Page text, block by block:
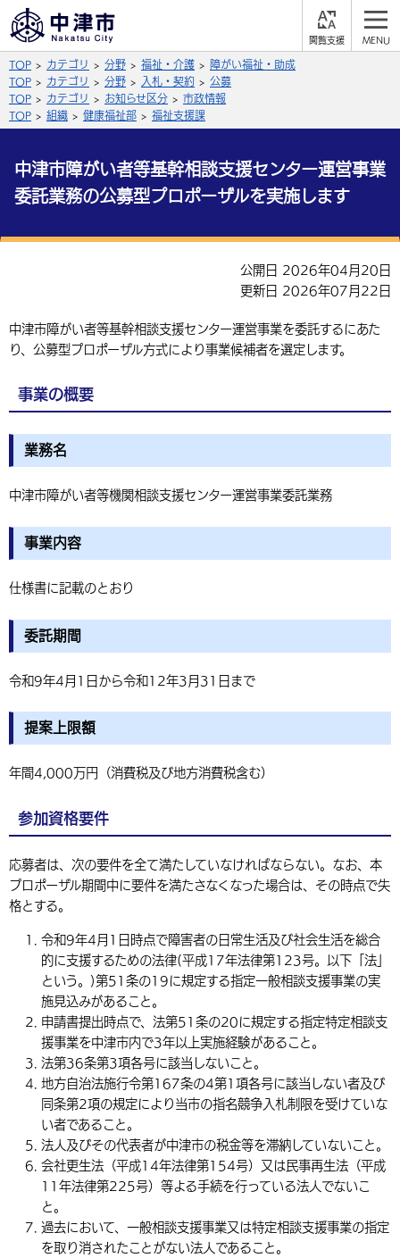
黒 青 白
文字の大きさ
拡大 標準
英語（English） 中国語（簡体字）
Facebook X (Twitter) YouTube
サイト内検索
総合メニュー
福祉・介護 健康・予防
選挙
入札・契約 産業・雇用
農林水産業
子育て・教育
施設情報
相談・支援・情報
観光・移住
買う・おみやげ 四季のイベント・祭り
移住・定住
中津市について 市役所の紹介
地方創生・地域活性化 広報・広聴
行政・計画
TOP カテゴリ 分野 福祉・介護
障がい福祉・助成
TOP
カテゴリ 分野 入札・契約
公募
TOP
カテゴリ お知らせ区分
市政情報
TOP
組織 健康福祉部 福祉支援課
中津市障がい者等基幹相談支援センター運営事業
委託業務の公募型プロポーザルを実施します
公開日 2026年04月20日
更新日 2026年07月22日
中津市障がい者等基幹相談支援センター運営事業を委託するにあた
り、公募型プロポーザル方式により事業候補者を選定します。
事業の概要
業務名
中津市障がい者等機関相談支援センター運営事業委託業務
事業内容
仕様書に記載のとおり
委託期間
令和9年4月1日から令和12年3月31日まで
提案上限額
年間4,000万円（消費税及び地方消費税含む）
参加資格要件
応募者は、次の要件を全て満たしていなければならない。なお、本
プロポーザル期間中に要件を満たさなくなった場合は、その時点で失
格とする。
令和9年4月1日時点で障害者の日常生活及び社会生活を総合
的に支援するための法律(平成17年法律第123号。以下「法」
という。)第51条の19に規定する指定一般相談支援事業の実
施見込みがあること。
申請書提出時点で、法第51条の20に規定する指定特定相談支
援事業を中津市内で3年以上実施経験があること。
法第36条第3項各号に該当しないこと。
地方自治法施行令第167条の4第1項各号に該当しない者及び
同条第2項の規定により当市の指名競争入札制限を受けていな
い者であること。
法人及びその代表者が中津市の税金等を滞納していないこと。
会社更生法（平成14年法律第154号）又は民事再生法（平成
11年法律第225号）等よる手続を行っている法人でないこ
と。
過去において、一般相談支援事業又は特定相談支援事業の指定
を取り消されたことがない法人であること。